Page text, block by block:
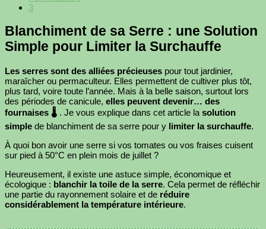
3
Blanchiment de sa Serre : une Solution
Simple pour Limiter la Surchauffe
Les serres sont des alliées précieuses pour tout jardinier,
maraîcher ou permaculteur. Elles permettent de cultiver plus tôt,
plus tard, voire toute l’année. Mais à la belle saison, surtout lors
des périodes de canicule, elles peuvent devenir… des
fournaises 🌡️ . Je vous explique dans cet article la solution
simple de blanchiment de sa serre pour y limiter la surchauffe.
À quoi bon avoir une serre si vos tomates ou vos fraises cuisent
sur pied à 50°C en plein mois de juillet ?
Heureusement, il existe une astuce simple, économique et
écologique : blanchir la toile de la serre. Cela permet de réfléchir
une partie du rayonnement solaire et de réduire
considérablement la température intérieure.